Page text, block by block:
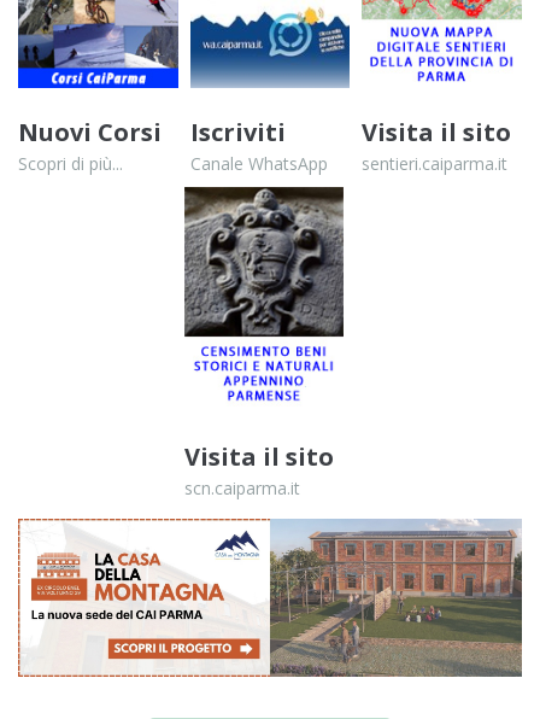
Nuovi Corsi
Scopri di più...
Iscriviti
Canale WhatsApp
Visita il sito
sentieri.caiparma.it
Visita il sito
scn.caiparma.it